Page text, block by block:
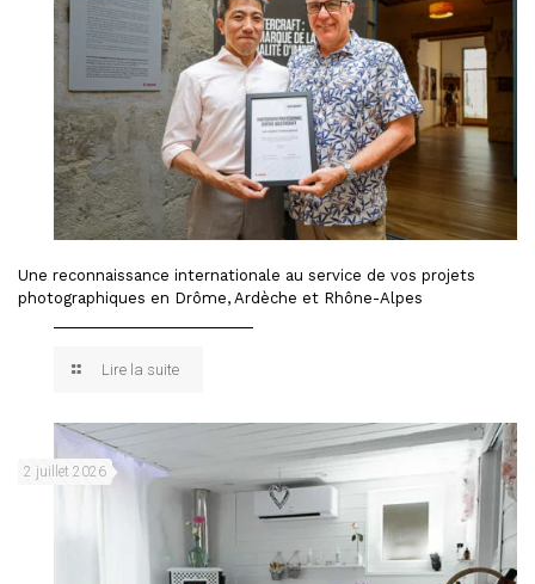
Une reconnaissance internationale au service de vos projets
photographiques en Drôme, Ardèche et Rhône-Alpes
Lire la suite
2 juillet 2026